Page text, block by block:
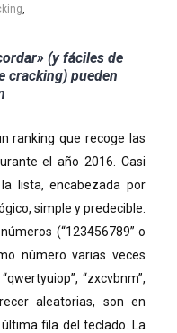
(y fáciles de
cracking) pueden
ranking que recoge las
el año 2016. Casi
lista, encabezada por
simple y predecible.
(“123456789” o
número varias veces
“zxcvbnm”,
aleatorias, son en
fila del teclado. La